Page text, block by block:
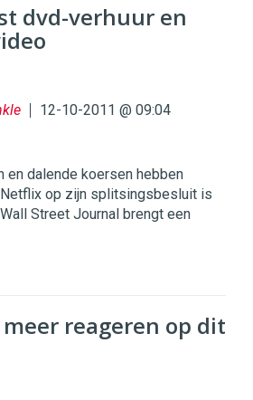
dvd-verhuur en
12-10-2011 @ 09:04
en dalende koersen hebben
op zijn splitsingsbesluit is
Street Journal brengt een
reageren op dit